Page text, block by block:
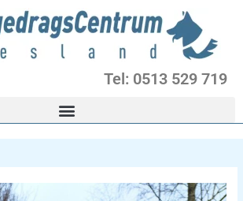
Tel: 0513 529 719